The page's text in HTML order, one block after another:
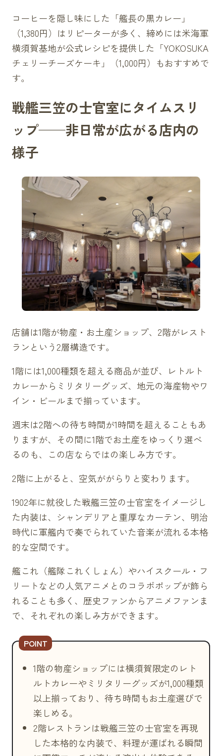
コーヒーを隠し味にした「艦長の黒カレー」
（1,380円）はリピーターが多く、締めには米海軍
横須賀基地が公式レシピを提供した「YOKOSUKA
チェリーチーズケーキ」（1,000円）もおすすめで
す。
戦艦三笠の士官室にタイムスリ
ップ——非日常が広がる店内の
様子
店舗は1階が物産・お土産ショップ、2階がレスト
ランという2層構造です。
1階には1,000種類を超える商品が並び、レトルト
カレーからミリタリーグッズ、地元の海産物やワ
イン・ビールまで揃っています。
週末は2階への待ち時間が1時間を超えることもあ
りますが、その間に1階でお土産をゆっくり選べ
るのも、この店ならではの楽しみ方です。
2階に上がると、空気ががらりと変わります。
1902年に就役した戦艦三笠の士官室をイメージし
た内装は、シャンデリアと重厚なカーテン、明治
時代に軍艦内で奏でられていた音楽が流れる本格
的な空間です。
艦これ（艦隊これくしょん）やハイスクール・フ
リートなどの人気アニメとのコラボポップが飾ら
れることも多く、歴史ファンからアニメファンま
で、それぞれの楽しみ方ができます。
1階の物産ショップには横須賀限定のレト
ルトカレーやミリタリーグッズが1,000種類
以上揃っており、待ち時間もお土産選びで
楽しめる。
2階レストランは戦艦三笠の士官室を再現
した本格的な内装で、料理が運ばれる瞬間